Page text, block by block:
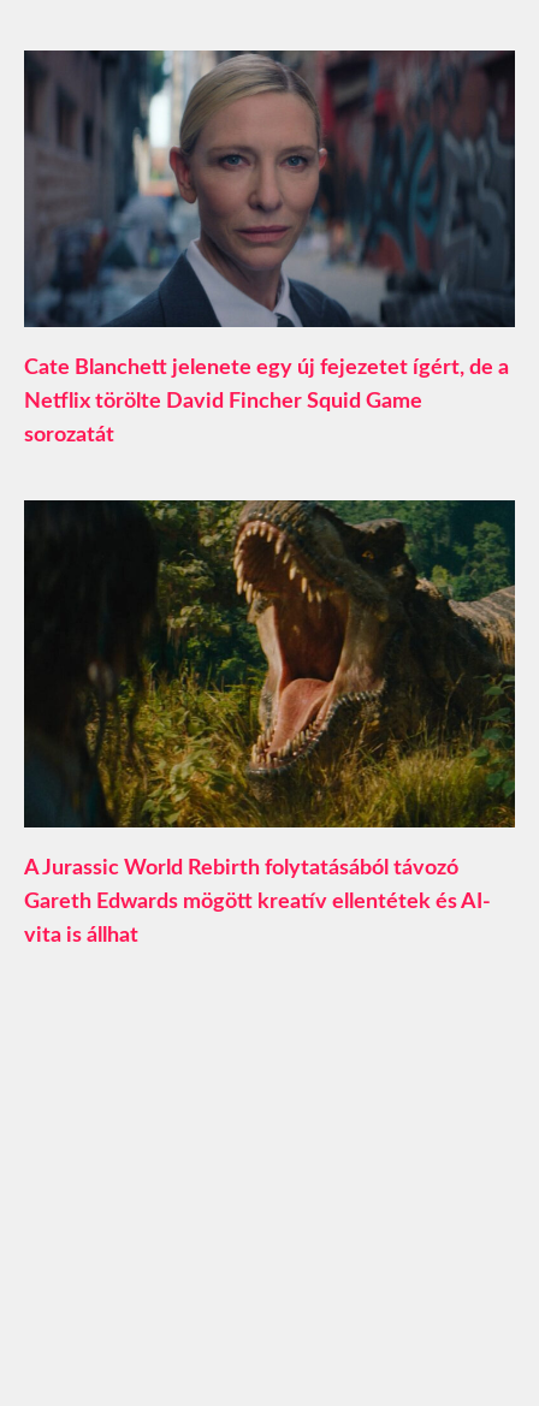
Cate Blanchett jelenete egy új fejezetet ígért, de a
Netflix törölte David Fincher Squid Game
sorozatát
A Jurassic World Rebirth folytatásából távozó
Gareth Edwards mögött kreatív ellentétek és AI-
vita is állhat